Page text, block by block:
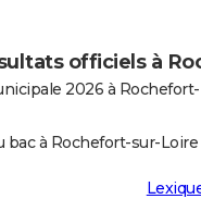
officiels à
2026 à Rochefort-
bac à Rochefort-sur-Loire